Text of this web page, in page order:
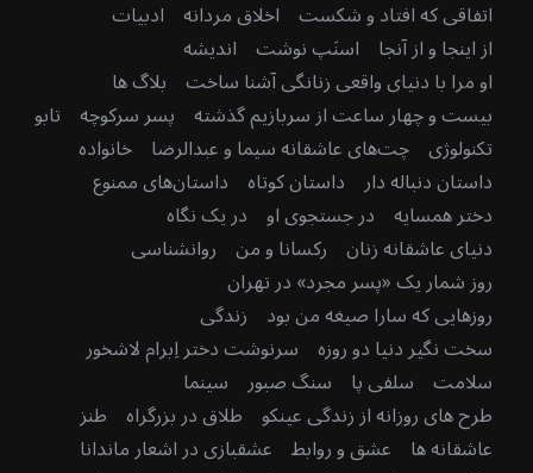
اتفاقی که افتاد و شکست اخلاق مردانه ادبیات
از اینجا و از آنجا اسنَپ نوشت اندیشه
او مرا با دنیای واقعی زنانگی آشنا ساخت بلاگ ها
بیست و چهار ساعت از سربازیم گذشته پسر سرکوچه تابو
تکنولوژی چت‌های عاشقانه سیما و عبدالرضا خانواده
داستان دنباله دار داستان کوتاه داستان‌های ممنوع
دختر همسایه در جستجوی او در یک نگاه
دنیای عاشقانه زنان رکسانا و من روانشناسی
روز شمار یک «پسر مجرد» در تهران
روزهایی که سارا صیغه من بود زندگی
سخت نگیر دنیا دو روزه سرنوشت دختر اِبرام لاشخور
سلامت سلفی پا سنگ صبور سینما
طرح های روزانه از زندگی عینکو طلاق در بزرگراه طنز
عاشقانه ها عشق و روابط عشقبازی در اشعار ماندانا